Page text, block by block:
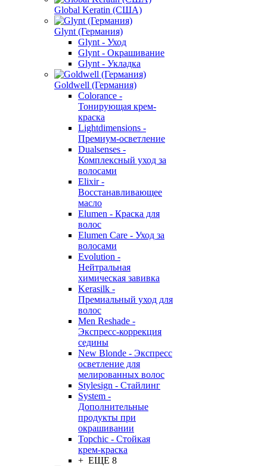
Global Keratin (США)
Glynt (Германия)
Glynt - Уход
Glynt - Окрашивание
Glynt - Укладка
Goldwell (Германия)
Colorance -
Тонирующая крем-
краска
Lightdimensions -
Премиум-осветление
Dualsenses -
Комплексный уход за
волосами
Elixir -
Восстанавливающее
масло
Elumen - Краска для
волос
Elumen Care - Уход за
волосами
Evolution -
Нейтральная
химическая завивка
Kerasilk -
Премиальный уход для
волос
Men Reshade -
Экспресс-коррекция
седины
New Blonde - Экспресс
осветление для
мелированных волос
Stylesign - Стайлинг
System -
Дополнительные
продукты при
окрашивании
Topchic - Стойкая
крем-краска
+ ЕЩЕ 8